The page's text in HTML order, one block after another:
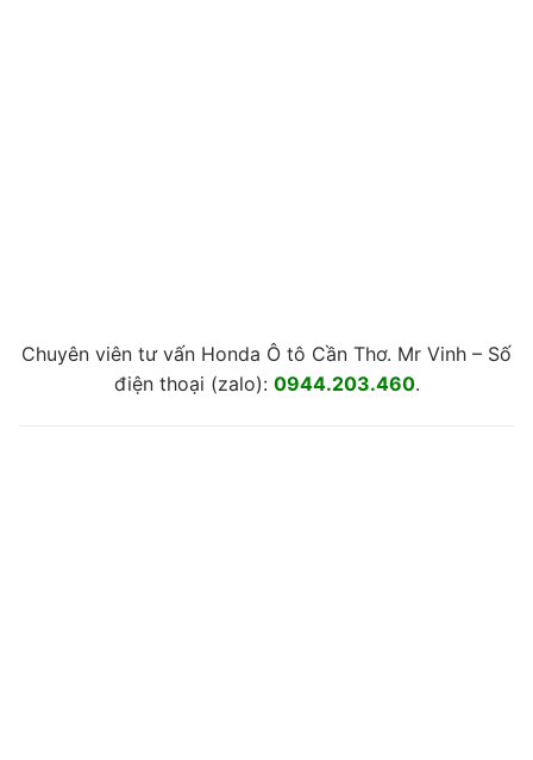
Chuyên viên tư vấn Honda Ô tô Cần Thơ. Mr Vinh – Số
điện thoại (zalo): 0944.203.460.